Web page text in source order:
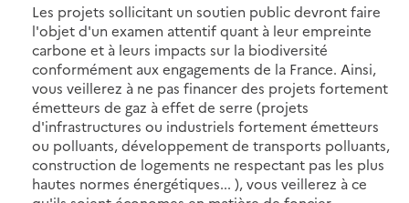
Les projets sollicitant un soutien public devront faire
l'objet d'un examen attentif quant à leur empreinte
carbone et à leurs impacts sur la biodiversité
conformément aux engagements de la France. Ainsi,
vous veillerez à ne pas financer des projets fortement
émetteurs de gaz à effet de serre (projets
d'infrastructures ou industriels fortement émetteurs
ou polluants, développement de transports polluants,
construction de logements ne respectant pas les plus
hautes normes énergétiques... ), vous veillerez à ce